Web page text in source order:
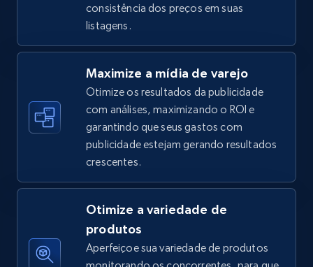
URL, Title, Available, Description, Currency, Initial
price, Final price, Discount percent, and more.
TikTok Shop - Collect TikTok shop products
by keywords search
URL, Title, Available, Description, Currency, Initial
price, Final price, Discount percent, and more.
consistência dos preços em suas
listagens.
Maximize a mídia de varejo
Otimize os resultados da publicidade
com análises, maximizando o ROI e
garantindo que seus gastos com
publicidade estejam gerando resultados
crescentes.
Otimize a variedade de
produtos
Aperfeiçoe sua variedade de produtos